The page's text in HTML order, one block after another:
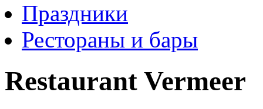
Праздники
Рестораны и бары
Restaurant Vermeer